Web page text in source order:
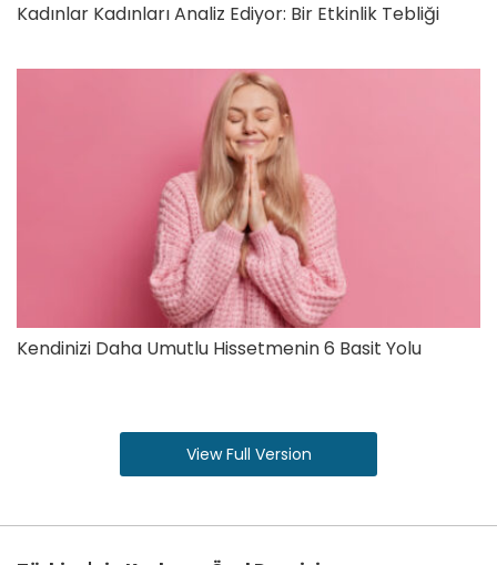
Kadınlar Kadınları Analiz Ediyor: Bir Etkinlik Tebliği
Kendinizi Daha Umutlu Hissetmenin 6 Basit Yolu
View Full Version